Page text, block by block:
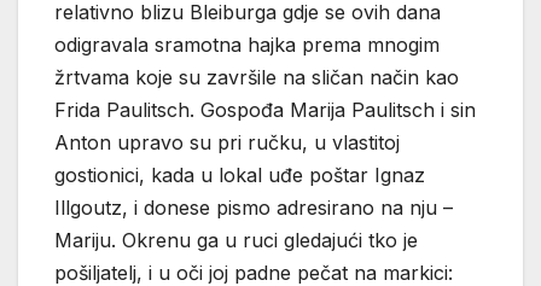
relativno blizu Bleiburga gdje se ovih dana
odigravala sramotna hajka prema mnogim
žrtvama koje su završile na sličan način kao
Frida Paulitsch. Gospođa Marija Paulitsch i sin
Anton upravo su pri ručku, u vlastitoj
gostionici, kada u lokal uđe poštar Ignaz
Illgoutz, i donese pismo adresirano na nju –
Mariju. Okrenu ga u ruci gledajući tko je
pošiljatelj, i u oči joj padne pečat na markici: